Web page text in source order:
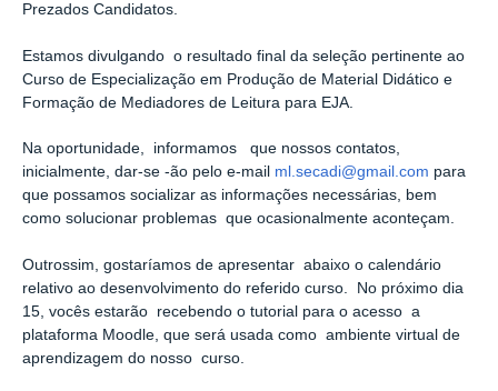
Prezados Candidatos.
Estamos divulgando o resultado final da seleção pertinente ao
Curso de Especialização em Produção de Material Didático e
Formação de Mediadores de Leitura para EJA.
Na oportunidade, informamos que nossos contatos,
inicialmente, dar-se -ão pelo e-mail ml.secadi@gmail.com para
que possamos socializar as informações necessárias, bem
como solucionar problemas que ocasionalmente aconteçam.
Outrossim, gostaríamos de apresentar abaixo o calendário
relativo ao desenvolvimento do referido curso. No próximo dia
15, vocês estarão recebendo o tutorial para o acesso a
plataforma Moodle, que será usada como ambiente virtual de
aprendizagem do nosso curso.